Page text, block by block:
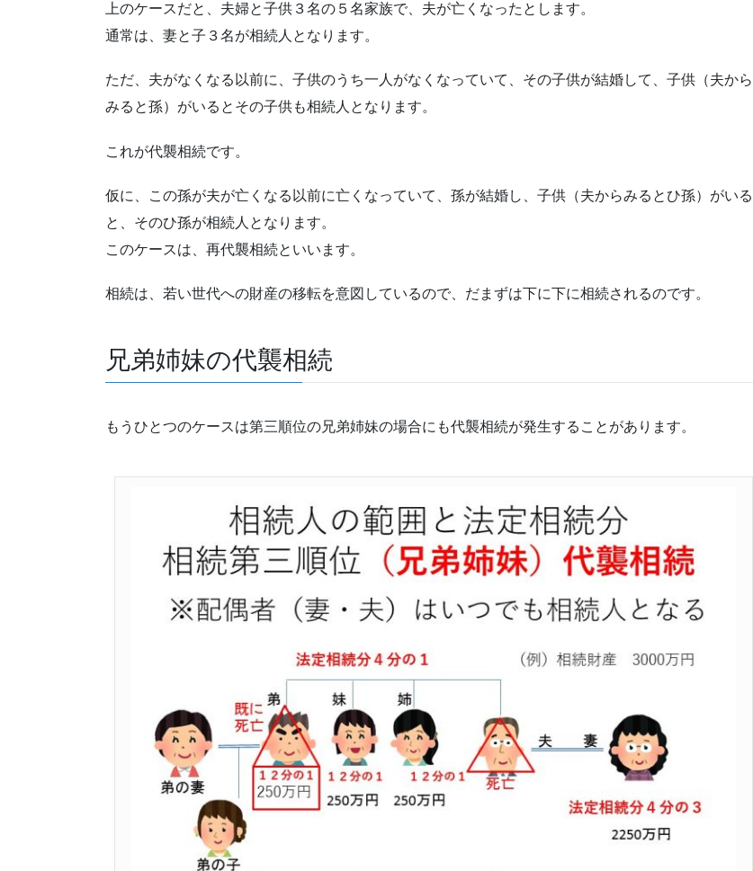
上のケースだと、夫婦と子供３名の５名家族で、夫が亡くなったとします。
通常は、妻と子３名が相続人となります。
ただ、夫がなくなる以前に、子供のうち一人がなくなっていて、その子供が結婚して、子供（夫から
みると孫）がいるとその子供も相続人となります。
これが代襲相続です。
仮に、この孫が夫が亡くなる以前に亡くなっていて、孫が結婚し、子供（夫からみるとひ孫）がいる
と、そのひ孫が相続人となります。
このケースは、再代襲相続といいます。
相続は、若い世代への財産の移転を意図しているので、だまずは下に下に相続されるのです。
兄弟姉妹の代襲相続
もうひとつのケースは第三順位の兄弟姉妹の場合にも代襲相続が発生することがあります。